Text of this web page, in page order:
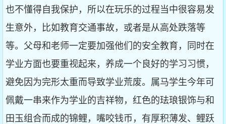
也不懂得自我保护，所以在玩乐的过程当中很容易发
生意外，比如教育交通事故，或者是从高处跌落等
等。父母和老师一定要加强他们的安全教育，同时在
学业方面也要重视起来，养成一个良好的学习习惯，
避免因为完形太重而导致学业荒废。属马学生今年可
佩戴一串来作为学业的吉祥物，红色的珐琅银饰与和
田玉组合而成的锦鲤，嘴咬钱币，有厚积薄发、鲤跃